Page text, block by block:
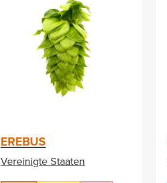
EREBUS
Vereinigte Staaten